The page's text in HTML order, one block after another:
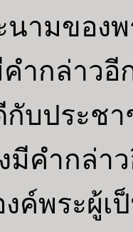
นามของพ
ำกล่าวอี
บประชา
มีคำกล่า
งค์พระผู้